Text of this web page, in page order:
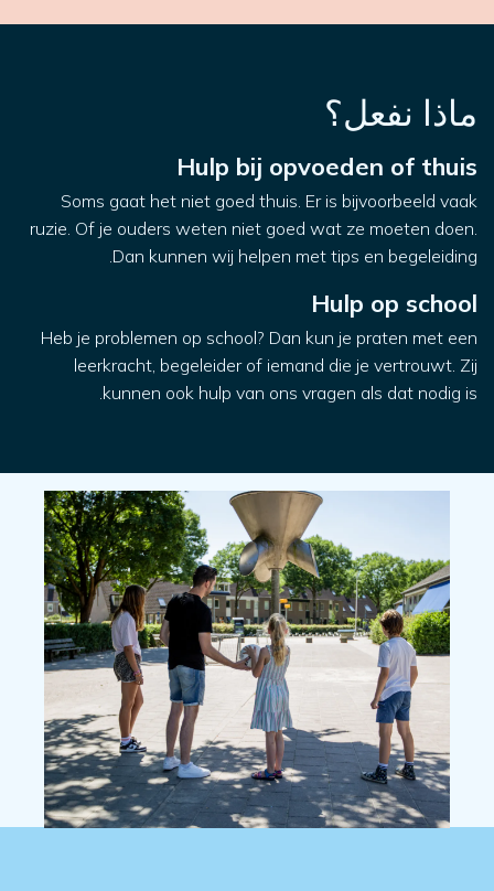
ماذا نفعل؟
Hulp bij opvoeden of thuis
Soms gaat het niet goed thuis. Er is bijvoorbeeld vaak
ruzie. Of je ouders weten niet goed wat ze moeten doen.
Dan kunnen wij helpen met tips en begeleiding.
Hulp op school
Heb je problemen op school? Dan kun je praten met een
leerkracht, begeleider of iemand die je vertrouwt. Zij
kunnen ook hulp van ons vragen als dat nodig is.